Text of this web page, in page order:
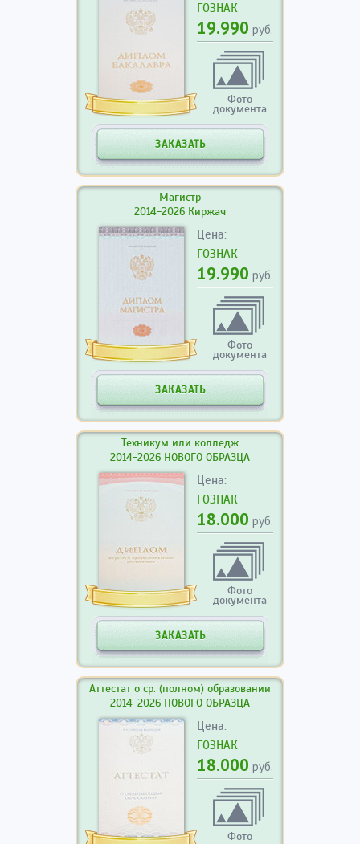
ГОЗНАК
19.990 руб.
Фото
документа
ЗАКАЗАТЬ
Магистр
2014-2026 Киржач
Цена:
ГОЗНАК
19.990 руб.
Фото
документа
ЗАКАЗАТЬ
Техникум или колледж
2014-2026 НОВОГО ОБРАЗЦА
Цена:
ГОЗНАК
18.000 руб.
Фото
документа
ЗАКАЗАТЬ
Аттестат о ср. (полном) образовании
2014-2026 НОВОГО ОБРАЗЦА
Цена:
ГОЗНАК
18.000 руб.
Фото